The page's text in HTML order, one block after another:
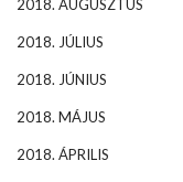
2018. AUGUSZTUS
2018. JÚLIUS
2018. JÚNIUS
2018. MÁJUS
2018. ÁPRILIS